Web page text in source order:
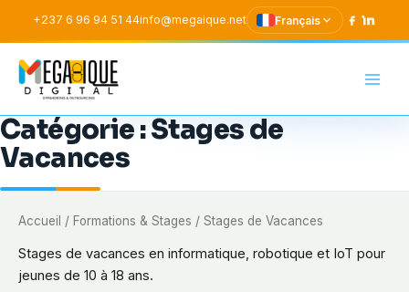
+237 6 96 94 51 44info@megaique.net Français
Mega-Ique Digital
Catégorie :Stages de
Vacances
Accueil / Formations & Stages / Stages de Vacances
Stages de vacances en informatique, robotique et IoT pour
jeunes de 10 à 18 ans.